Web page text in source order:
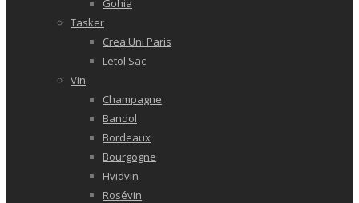
Gohia
Tasker
Crea Uni Paris
Letol Sac
Vin
Champagne
Bandol
Bordeaux
Bourgogne
Hvidvin
Rosévin